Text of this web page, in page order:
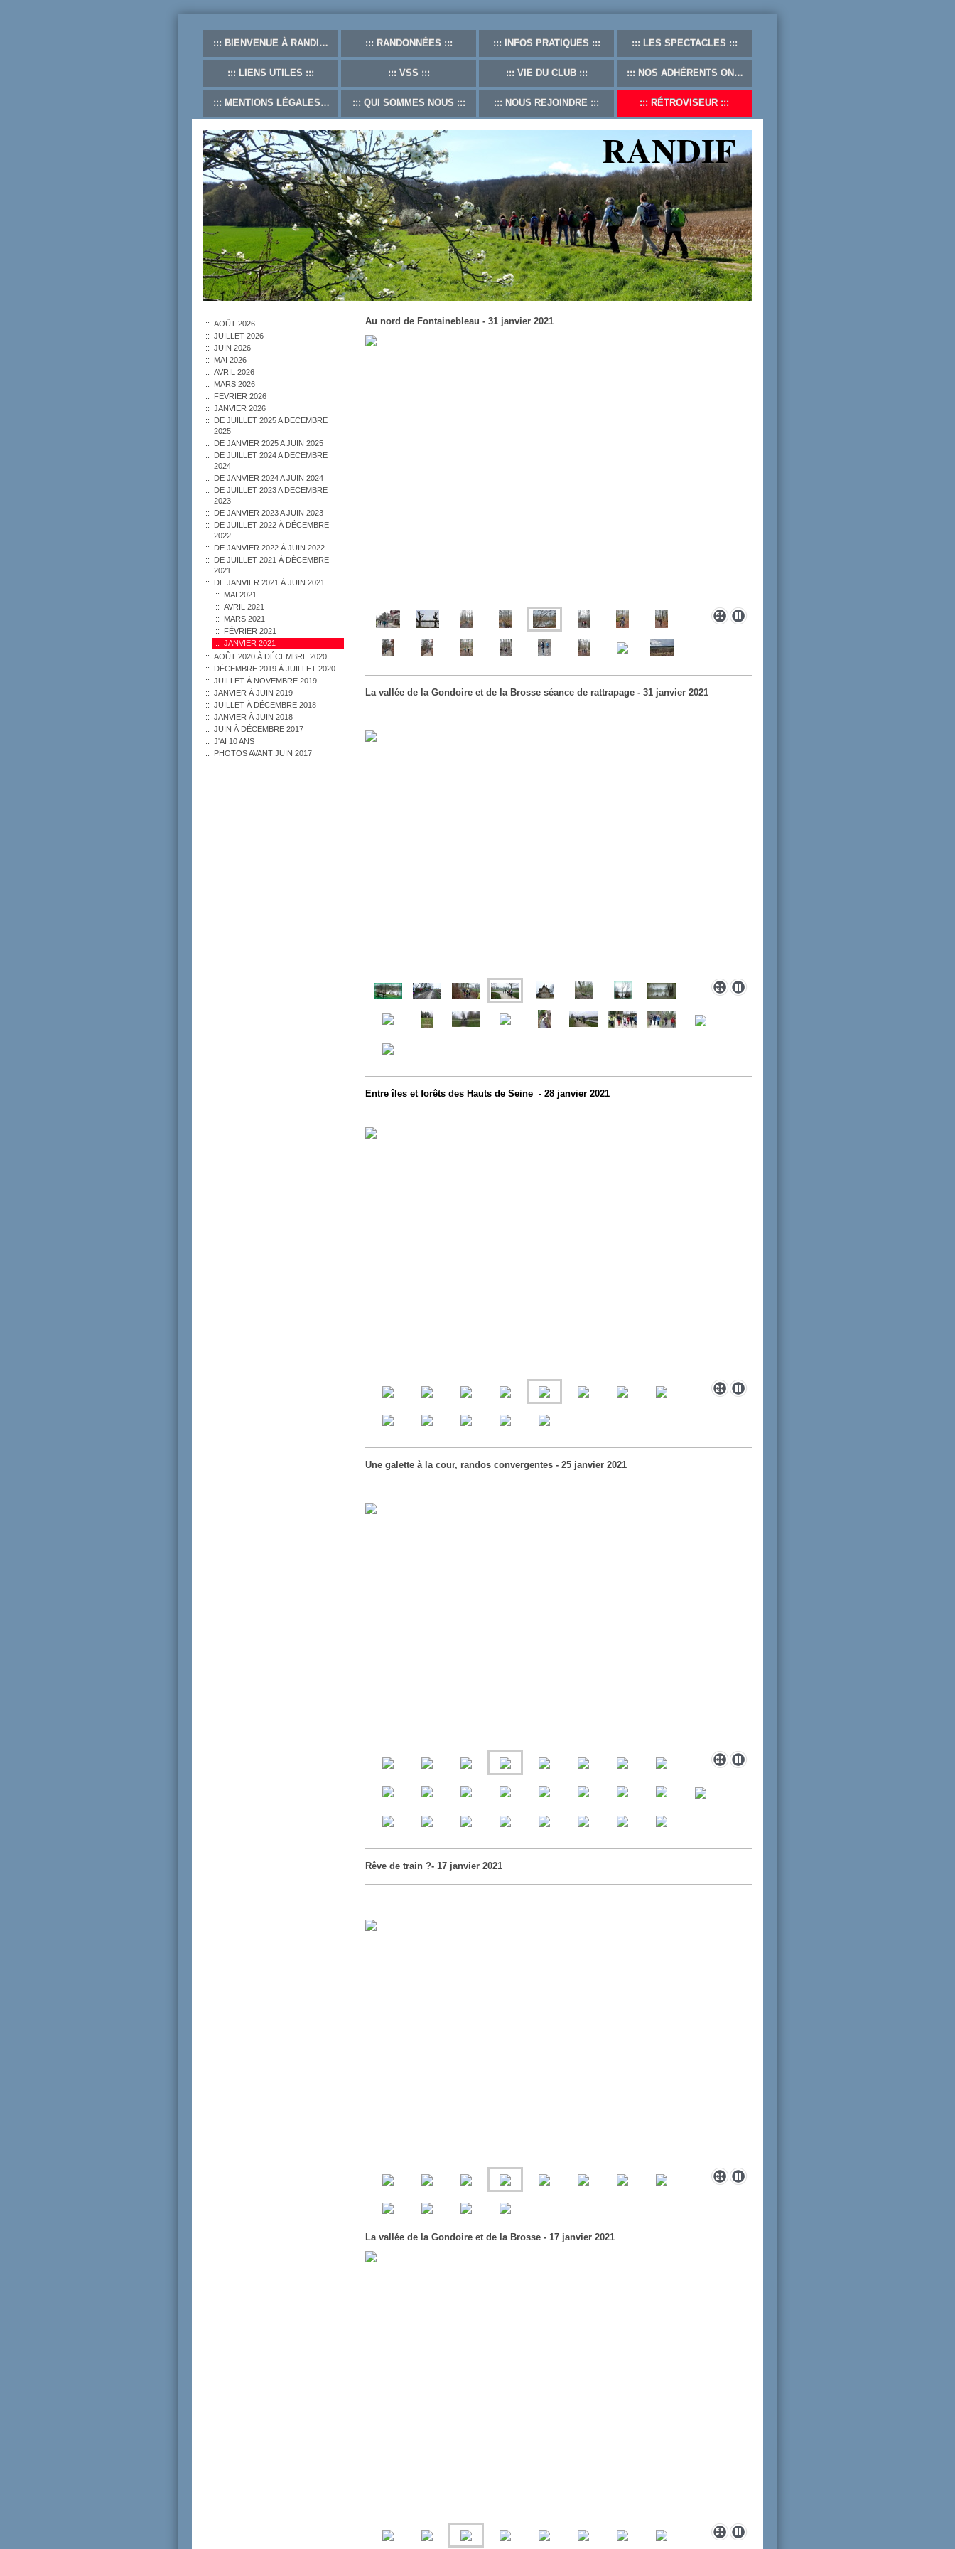
BIENVENUE À RANDIF RANDONNÉES INFOS PRATIQUES LES SPECTACLES
LIENS UTILES VSS VIE DU CLUB NOS ADHÉRENTS ONT DU TALENT ...
MENTIONS LÉGALES QUI SOMMES NOUS NOUS REJOINDRE RÉTROVISEUR
RANDIF
Au nord de Fontainebleau - 31 janvier 2021
La vallée de la Gondoire et de la Brosse séance de rattrapage - 31 janvier 2021
Entre îles et forêts des Hauts de Seine - 28 janvier 2021
Une galette à la cour, randos convergentes - 25 janvier 2021
Rêve de train ?- 17 janvier 2021
La vallée de la Gondoire et de la Brosse - 17 janvier 2021
AOÛT 2026
JUILLET 2026
JUIN 2026
MAI 2026
AVRIL 2026
MARS 2026
FEVRIER 2026
JANVIER 2026
DE JUILLET 2025 A DECEMBRE
2025
DE JANVIER 2025 A JUIN 2025
DE JUILLET 2024 A DECEMBRE
2024
DE JANVIER 2024 A JUIN 2024
DE JUILLET 2023 A DECEMBRE
2023
DE JANVIER 2023 A JUIN 2023
DE JUILLET 2022 À DÉCEMBRE
2022
DE JANVIER 2022 À JUIN 2022
DE JUILLET 2021 À DÉCEMBRE
2021
DE JANVIER 2021 À JUIN 2021
MAI 2021
AVRIL 2021
MARS 2021
FÉVRIER 2021
JANVIER 2021
AOÛT 2020 À DÉCEMBRE 2020
DÉCEMBRE 2019 À JUILLET 2020
JUILLET À NOVEMBRE 2019
JANVIER À JUIN 2019
JUILLET À DÉCEMBRE 2018
JANVIER À JUIN 2018
JUIN À DÉCEMBRE 2017
J'AI 10 ANS
PHOTOS AVANT JUIN 2017